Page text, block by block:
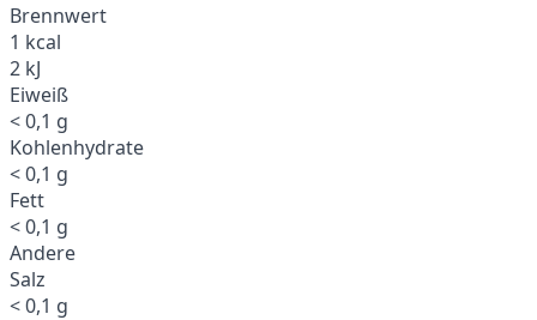
Brennwert
1 kcal
2 kJ
Eiweiß
< 0,1 g
Kohlenhydrate
< 0,1 g
Fett
< 0,1 g
Andere
Salz
< 0,1 g